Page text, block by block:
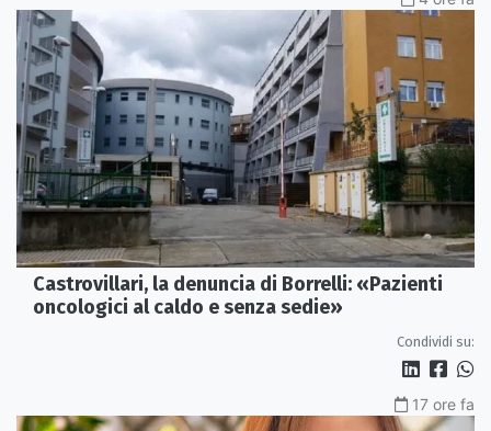
Castrovillari, la denuncia di Borrelli: «Pazienti
oncologici al caldo e senza sedie»
Condividi su:
17 ore fa